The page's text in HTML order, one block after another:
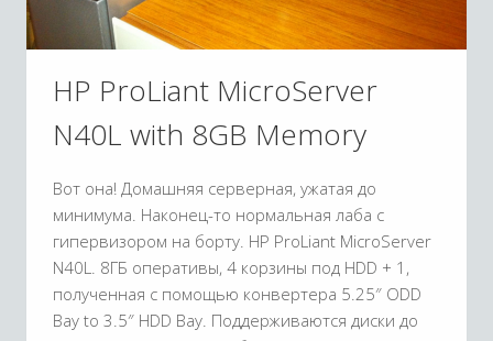
HP ProLiant MicroServer
N40L with 8GB Memory
Вот она! Домашняя серверная, ужатая до
минимума. Наконец-то нормальная лаба с
гипервизором на борту. HP ProLiant MicroServer
N40L. 8ГБ оперативы, 4 корзины под HDD + 1,
полученная с помощью конвертера 5.25″ ODD
Bay to 3.5″ HDD Bay. Поддерживаются диски до